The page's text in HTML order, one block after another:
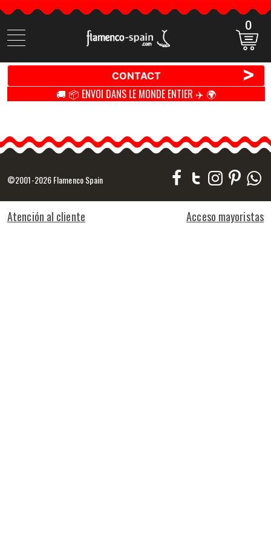
Cherchez
des
0
CONTACT >
🚚 📦 ENVOI DANS LE MONDE ENTIER ✈️ 🌍
©2001-2026 Flamenco Spain
Atención al cliente Acceso mayoristas